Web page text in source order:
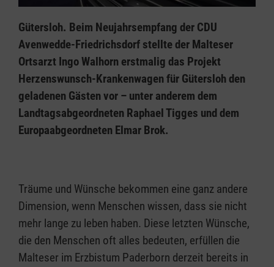
Gütersloh. Beim Neujahrsempfang der CDU
Avenwedde-Friedrichsdorf stellte der Malteser
Ortsarzt Ingo Walhorn erstmalig das Projekt
Herzenswunsch-Krankenwagen für Gütersloh den
geladenen Gästen vor – unter anderem dem
Landtagsabgeordneten Raphael Tigges und dem
Europaabgeordneten Elmar Brok.
Träume und Wünsche bekommen eine ganz andere
Dimension, wenn Menschen wissen, dass sie nicht
mehr lange zu leben haben. Diese letzten Wünsche,
die den Menschen oft alles bedeuten, erfüllen die
Malteser im Erzbistum Paderborn derzeit bereits in